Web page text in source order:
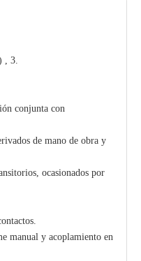
, 3.
conjunta con
de mano de obra y
ocasionados por
manual y acoplamiento en